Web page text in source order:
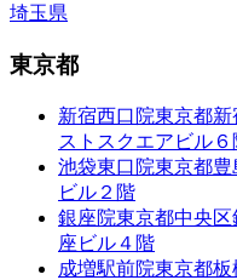
埼玉県
東京都
新宿西口院東京都新
ストスクエアビル６
池袋東口院東京都豊
ビル２階
銀座院東京都中央
座ビル４階
成増駅前院東京都板